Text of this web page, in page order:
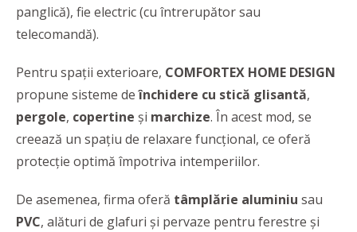
panglică), fie electric (cu întrerupător sau
telecomandă).
Pentru spaţii exterioare, COMFORTEX HOME DESIGN
propune sisteme deînchidere cu stică glisantă,
pergole, copertine şi marchize. În acest mod, se
creează un spațiu de relaxare funcțional, ce oferă
protecție optimă împotriva intemperiilor.
De asemenea, firma oferă tâmplărie aluminiu sau
PVC, alături de glafuri și pervaze pentru ferestre și